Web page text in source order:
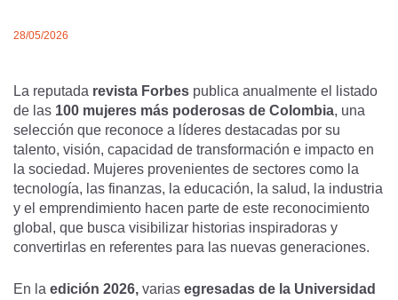
28/05/2026
La reputada revista Forbes publica anualmente el listado
de las 100 mujeres más poderosas de Colombia, una
selección que reconoce a líderes destacadas por su
talento, visión, capacidad de transformación e impacto en
la sociedad. Mujeres provenientes de sectores como la
tecnología, las finanzas, la educación, la salud, la industria
y el emprendimiento hacen parte de este reconocimiento
global, que busca visibilizar historias inspiradoras y
convertirlas en referentes para las nuevas generaciones.
En la edición 2026, varias egresadas de la Universidad